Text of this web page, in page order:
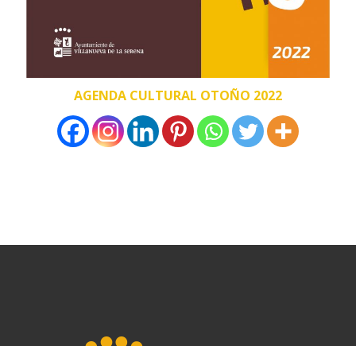
AGENDA CULTURAL OTOÑO 2022